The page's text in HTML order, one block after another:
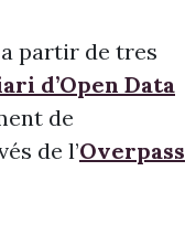
partir de tres
d’Open Data
de
de l’Overpass